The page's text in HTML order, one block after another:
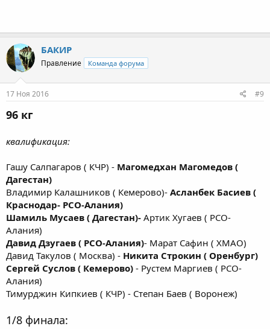
БАКИР
Правление Команда форума
17 Ноя 2016 #9
96 кг
квалификация:
Гашу Салпагаров ( КЧР) - Магомедхан Магомедов (
Дагестан)
Владимир Калашников ( Кемерово)- Асланбек Басиев (
Краснодар- РСО-Алания)
Шамиль Мусаев ( Дагестан)- Артик Хугаев ( РСО-
Алания)
Давид Дзугаев ( РСО-Алания)- Марат Сафин ( ХМАО)
Давид Такулов ( Москва) - Никита Строкин ( Оренбург)
Сергей Суслов ( Кемерово) - Рустем Маргиев ( РСО-
Алания)
Тимурджин Кипкиев ( КЧР) - Степан Баев ( Воронеж)
1/8 финала: